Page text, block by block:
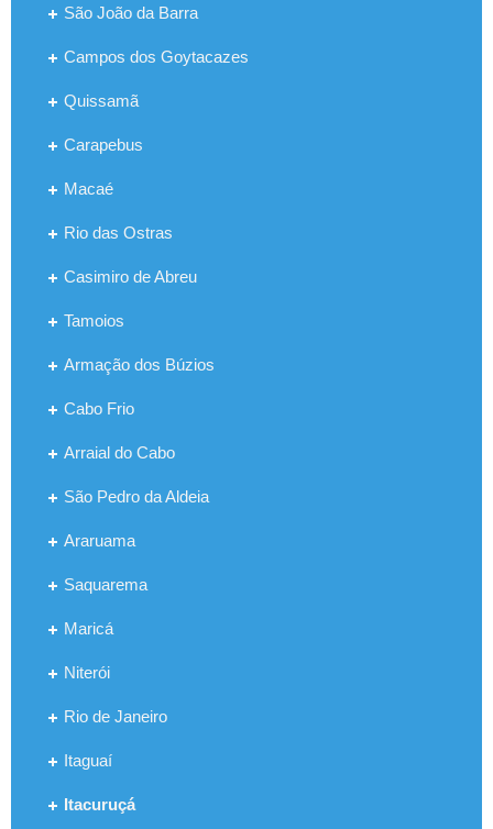
São João da Barra
Campos dos Goytacazes
Quissamã
Carapebus
Macaé
Rio das Ostras
Casimiro de Abreu
Tamoios
Armação dos Búzios
Cabo Frio
Arraial do Cabo
São Pedro da Aldeia
Araruama
Saquarema
Maricá
Niterói
Rio de Janeiro
Itaguaí
Itacuruçá